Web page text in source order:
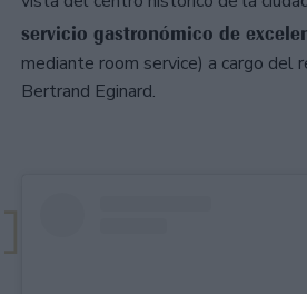
servicio gastronómico de
mediante room service) a cargo del
Bertrand Eginard.